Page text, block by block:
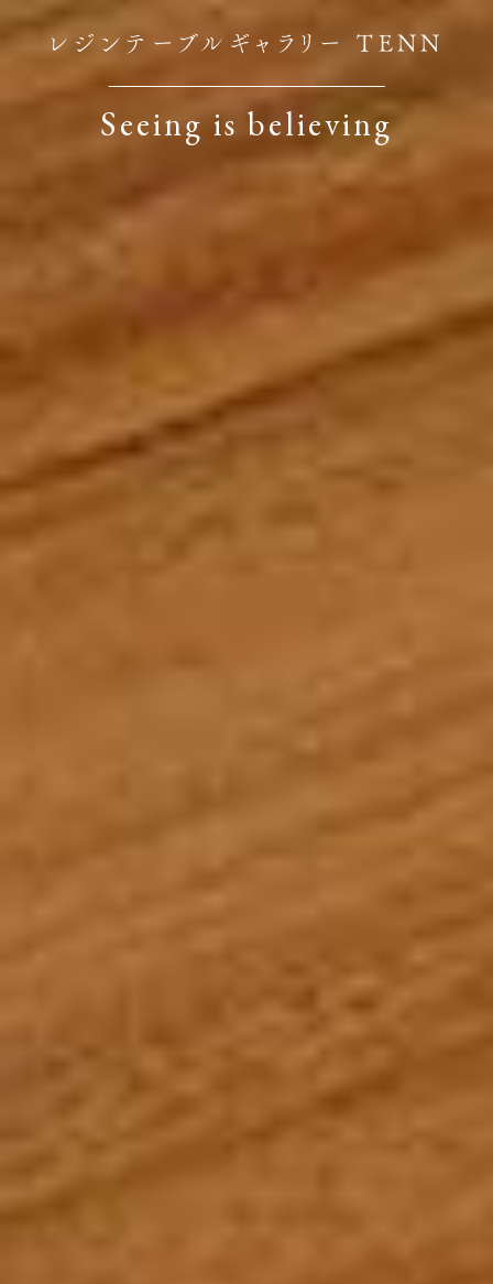
レジンテーブルギャラリー TENN
Seeing is believing